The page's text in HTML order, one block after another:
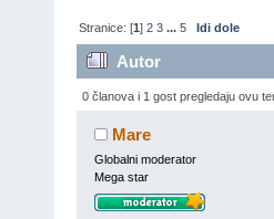
Stranice: [1]2 3 ...5 Idi dole
Autor
0 članova i 1 gost pregledaju ovu
Mare
Globalni moderator
Mega star